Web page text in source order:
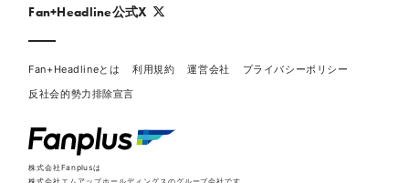
Fan+Headline公式X
Fan+Headlineとは 利用規約 運営会社
プライバシーポリシー
反社会的勢力排除宣言
株式会社Fanplusは
株式会社エムアップホールディングスのグループ会社です